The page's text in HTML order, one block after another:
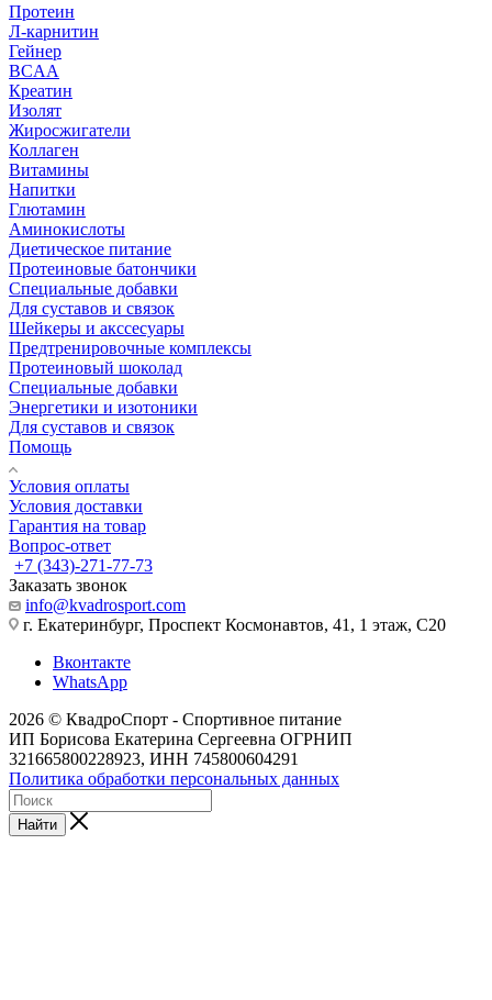
Протеин
Л-карнитин
Гейнер
BCAA
Креатин
Изолят
Жиросжигатели
Коллаген
Витамины
Напитки
Глютамин
Аминокислоты
Диетическое питание
Протеиновые батончики
Специальные добавки
Для суставов и связок
Шейкеры и акссесуары
Предтренировочные комплексы
Протеиновый шоколад
Специальные добавки
Энергетики и изотоники
Для суставов и связок
Помощь
Условия оплаты
Условия доставки
Гарантия на товар
Вопрос-ответ
+7 (343)-271-77-73
Заказать звонок
info@kvadrosport.com
г. Екатеринбург, Проспект Космонавтов, 41, 1 этаж, С20
Вконтакте
WhatsApp
2026 © КвадроСпорт - Спортивное питание
ИП Борисова Екатерина Сергеевна ОГРНИП
321665800228923, ИНН 745800604291
Политика обработки персональных данных
Найти